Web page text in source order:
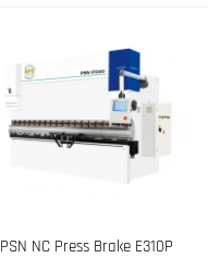
PSN NC Press Brake E310P